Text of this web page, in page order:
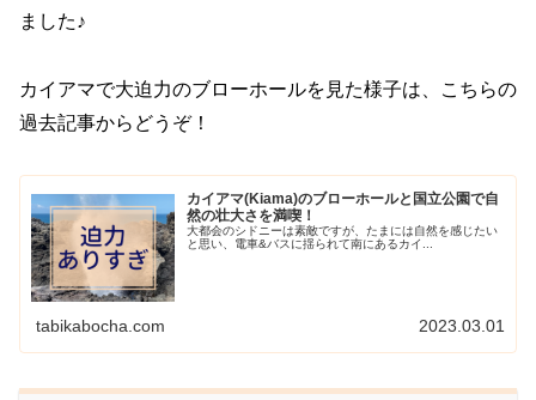
ました♪
カイアマで大迫力のブローホールを見た様子は、こちらの
過去記事からどうぞ！
カイアマ(Kiama)のブローホールと国立公園で自
然の壮大さを満喫！
大都会のシドニーは素敵ですが、たまには自然を感じたい
と思い、電車&バスに揺られて南にあるカイ...
tabikabocha.com 2023.03.01